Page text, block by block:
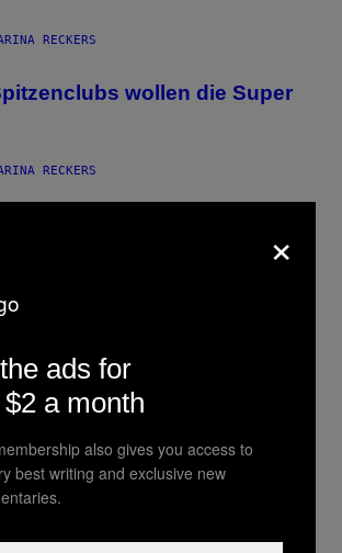
RECKERS
wollen die Super
RECKERS
schossen ein Pyro auf die
96
RECKERS
Auftritt war der Beweis,
keinen Humor versteht
Kampf aller Zeiten:
knockt QPR-Fan aus
×
ads for
a month
also gives you access to
best writing and exclusive new